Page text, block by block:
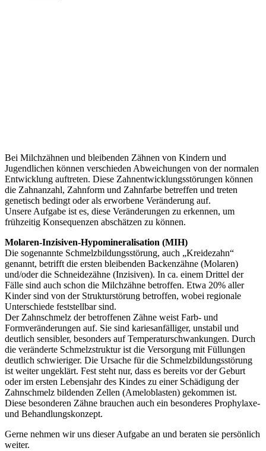
Bei Milchzähnen und bleibenden Zähnen von Kindern und
Jugendlichen können verschieden Abweichungen von der normalen
Entwicklung auftreten. Diese Zahnentwicklungsstörungen können
die Zahnanzahl, Zahnform und Zahnfarbe betreffen und treten
genetisch bedingt oder als erworbene Veränderung auf.
Unsere Aufgabe ist es, diese Veränderungen zu erkennen, um
frühzeitig Konsequenzen abschätzen zu können.
Molaren-Inzisiven-Hypomineralisation (MIH)
Die sogenannte Schmelzbildungsstörung, auch „Kreidezahn“
genannt, betrifft die ersten bleibenden Backenzähne (Molaren)
und/oder die Schneidezähne (Inzisiven). In ca. einem Drittel der
Fälle sind auch schon die Milchzähne betroffen. Etwa 20% aller
Kinder sind von der Strukturstörung betroffen, wobei regionale
Unterschiede feststellbar sind.
Der Zahnschmelz der betroffenen Zähne weist Farb- und
Formveränderungen auf. Sie sind kariesanfälliger, unstabil und
deutlich sensibler, besonders auf Temperaturschwankungen. Durch
die veränderte Schmelzstruktur ist die Versorgung mit Füllungen
deutlich schwieriger. Die Ursache für die Schmelzbildungsstörung
ist weiter ungeklärt. Fest steht nur, dass es bereits vor der Geburt
oder im ersten Lebensjahr des Kindes zu einer Schädigung der
Zahnschmelz bildenden Zellen (Ameloblasten) gekommen ist.
Diese besonderen Zähne brauchen auch ein besonderes Prophylaxe-
und Behandlungskonzept.
Gerne nehmen wir uns dieser Aufgabe an und beraten sie persönlich
weiter.